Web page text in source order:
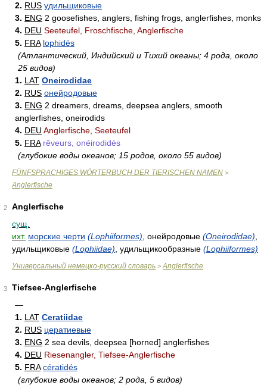
2. RUS удильщиковые
3. ENG 2 goosefishes, anglers, fishing frogs, anglerfishes, monks
4. DEU Seeteufel, Froschfische, Anglerfische
5. FRA lophidés
(Атлантический, Индийский и Тихий океаны; 4 рода, около
25 видов)
1. LAT Oneirodidae
2. RUS онейродовые
3. ENG 2 dreamers, dreams, deepsea anglers, smooth
anglerfishes, oneirodids
4. DEU Anglerfische, Seeteufel
5. FRA rêveurs, onéirodidés
(глубокие воды океанов; 15 родов, около 55 видов)
FÜNFSPRACHIGES WÖRTERBUCH DER TIERISCHEN NAMEN >
Anglerfische
2
Anglerfische
сущ.
ихт. морские черти (Lophiiformes) , онейродовые (Oneirodidae)
удильщиковые (Lophiidae) , удильщикообразные (Lophiiformes)
Универсальный немецко-русский словарь > Anglerfische
3
Tiefsee-Anglerfische
—
1. LAT Ceratiidae
2. RUS цератиевые
3. ENG 2 sea devils, deepsea [horned] anglerfishes
4. DEU Riesenangler, Tiefsee-Anglerfische
5. FRA cératidés
(глубокие воды океанов; 2 рода, 5 видов)